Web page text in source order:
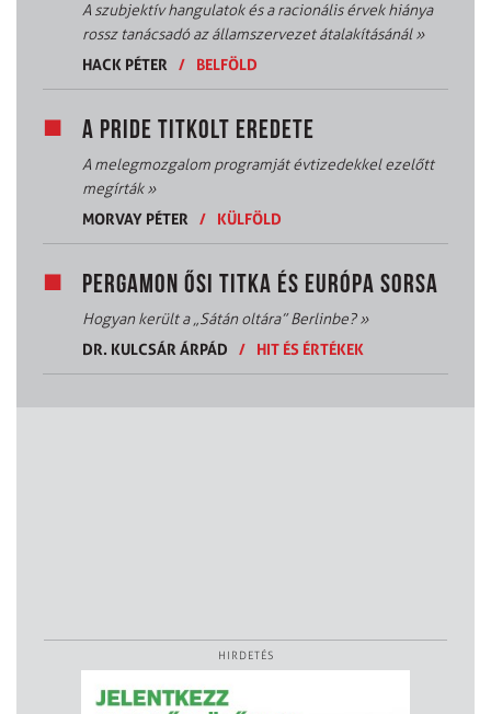
A szubjektív hangulatok és a racionális érvek hiánya
rossz tanácsadó az államszervezet átalakításánál»
HACK PÉTER
/ BELFÖLD
A PRIDE TITKOLT EREDETE
A melegmozgalom programját évtizedekkel ezelőtt
megírták»
MORVAY PÉTER
/ KÜLFÖLD
PERGAMON ŐSI TITKA ÉS EURÓPA SORSA
Hogyan került a „Sátán oltára” Berlinbe?»
DR. KULCSÁR ÁRPÁD
/ HIT ÉS ÉRTÉKEK
HIRDETÉS